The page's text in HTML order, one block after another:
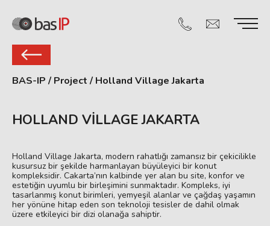
BAS-IP / Project / Holland Village Jakarta
HOLLAND VILLAGE JAKARTA
Holland Village Jakarta, modern rahatlığı zamansız bir çekicilikle
kusursuz bir şekilde harmanlayan büyüleyici bir konut
kompleksidir. Cakarta’nın kalbinde yer alan bu site, konfor ve
estetiğin uyumlu bir birleşimini sunmaktadır. Kompleks, iyi
tasarlanmış konut birimleri, yemyeşil alanlar ve çağdaş yaşamın
her yönüne hitap eden son teknoloji tesisler de dahil olmak
üzere etkileyici bir dizi olanağa sahiptir.